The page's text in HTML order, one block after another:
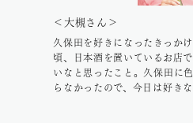
＜大槻さん＞
久保田を好きになったきっか
頃、日本酒を置いているお店
いなと思ったこと。久保田に
らなかったので、今日は好き